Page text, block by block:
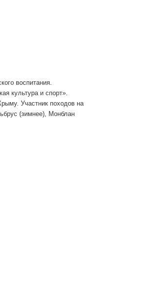
воспитания.
культура и спорт».
Участник походов на
(зимнее), Монблан